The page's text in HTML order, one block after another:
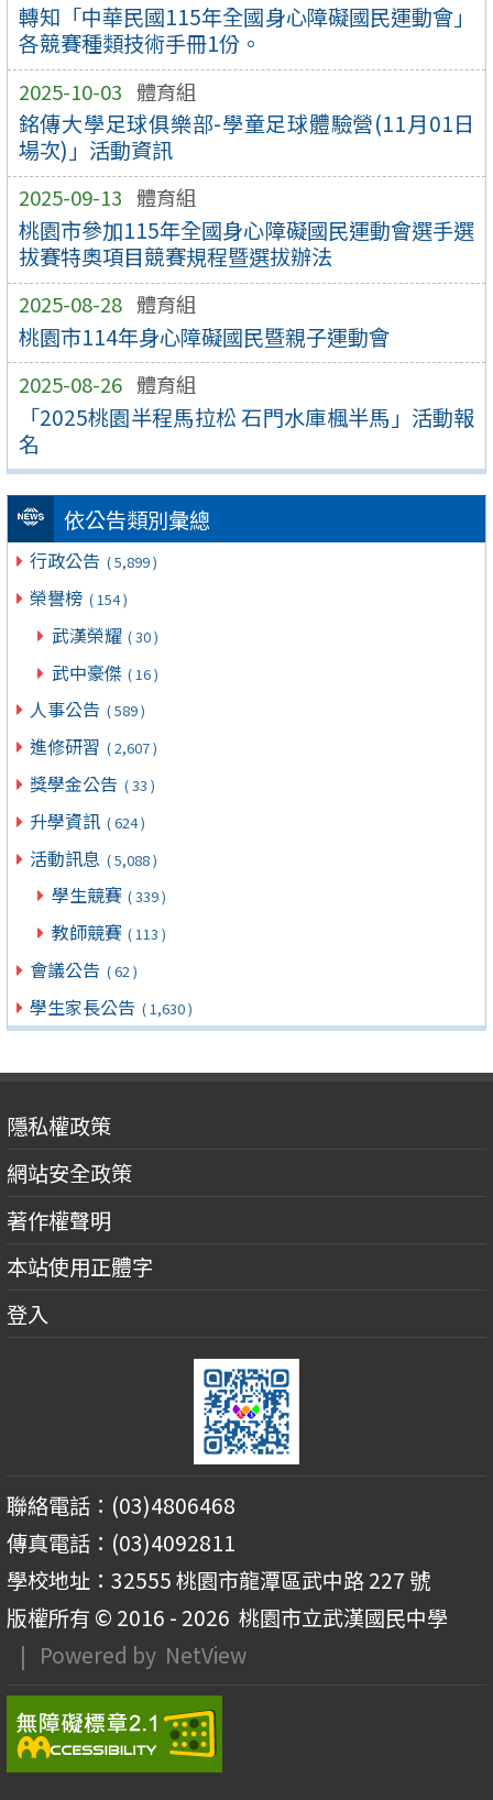
轉知「中華民國115年全國身心障礙國民運動會」
各競賽種類技術手冊1份。
2025-10-03 體育組
銘傳大學足球俱樂部-學童足球體驗營(11月01日
場次)」活動資訊
2025-09-13 體育組
桃園市參加115年全國身心障礙國民運動會選手選
拔賽特奧項目競賽規程暨選拔辦法
2025-08-28 體育組
桃園市114年身心障礙國民暨親子運動會
2025-08-26 體育組
「2025桃園半程馬拉松 石門水庫楓半馬」活動報
名
依公告類別彙總
行政公告 ( 5,899 )
榮譽榜 ( 154 )
武漢榮耀 ( 30 )
武中豪傑 ( 16 )
人事公告 ( 589 )
進修研習 ( 2,607 )
獎學金公告 ( 33 )
升學資訊 ( 624 )
活動訊息 ( 5,088 )
學生競賽 ( 339 )
教師競賽 ( 113 )
會議公告 ( 62 )
學生家長公告 ( 1,630 )
隱私權政策
網站安全政策
著作權聲明
本站使用正體字
登入
聯絡電話：(03)4806468
傳真電話：(03)4092811
學校地址：32555 桃園市龍潭區武中路 227 號
版權所有 © 2016 - 2026 桃園市立武漢國民中學
| Powered by NetView